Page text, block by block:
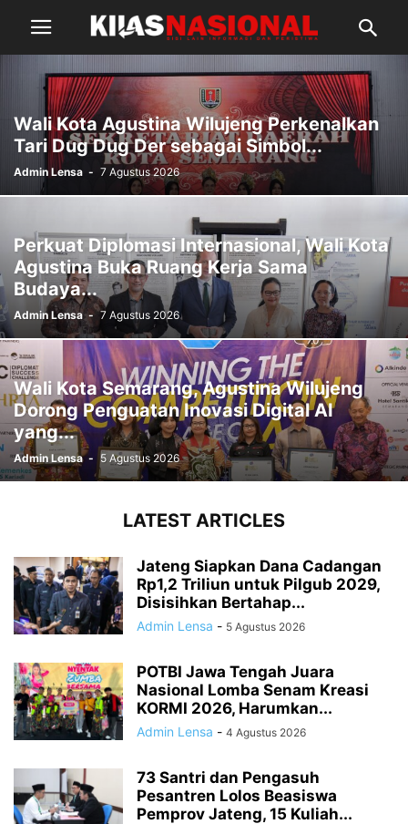
Wali Kota Agustina Wilujeng Perkenalkan
Tari Dug Dug Der sebagai Simbol...
Admin Lensa - 7 Agustus 2026
Perkuat Diplomasi Internasional, Wali Kota
Agustina Buka Ruang Kerja Sama
Budaya...
Admin Lensa - 7 Agustus 2026
Wali Kota Semarang, Agustina Wilujeng
Dorong Penguatan Inovasi Digital AI
yang...
Admin Lensa - 5 Agustus 2026
LATEST ARTICLES
Jateng Siapkan Dana Cadangan
Rp1,2 Triliun untuk Pilgub 2029,
Disisihkan Bertahap...
Admin Lensa - 5 Agustus 2026
POTBI Jawa Tengah Juara
Nasional Lomba Senam Kreasi
KORMI 2026, Harumkan...
Admin Lensa - 4 Agustus 2026
73 Santri dan Pengasuh
Pesantren Lolos Beasiswa
Pemprov Jateng, 15 Kuliah...